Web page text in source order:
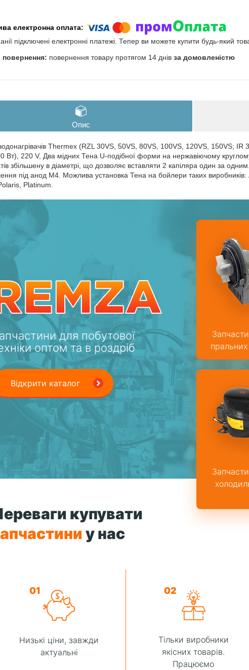
підключені електронні платежі. Тепер ви можете купити будь-який
повернення товару протягом 14 днів за домовленістю
Опис
Thermex (RZL 30VS, 50VS, 80VS, 100VS, 120VS, 150VS;
Вт), 220 V, Два мідних Тена U-подібної форми на нержавіючому
збільшену в діаметрі, що дозволяє вставляти 2 капіляра один за
під анод М4. Можлива установка Тена на бойлери таких
Platinum.
для побутової
оптом та в роздріб
Відкрити каталог
купувати
у нас
01
Низькі ціни, завжди
актуальні
02
Тільки виробники
якісних товарів.
Працюємо